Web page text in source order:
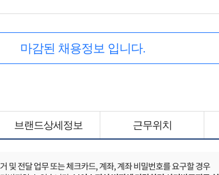
마감된 채용정보 입니다.
브랜드상세정보 근무위치